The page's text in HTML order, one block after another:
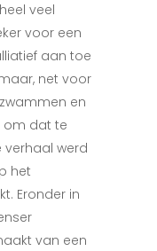
veel
voor een
aan toe
net voor
en
om dat te
verhaal werd
het
Eronder in
van een